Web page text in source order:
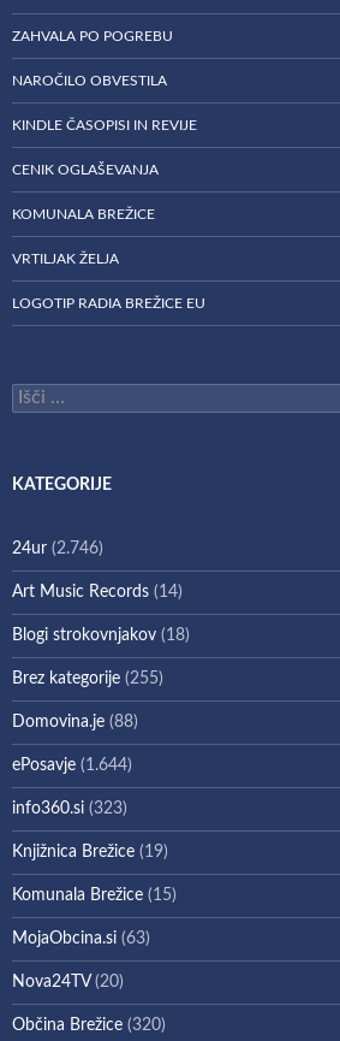
ZAHVALA PO POGREBU
NAROČILO OBVESTILA
KINDLE ČASOPISI IN REVIJE
CENIK OGLAŠEVANJA
KOMUNALA BREŽICE
VRTILJAK ŽELJA
LOGOTIP RADIA BREŽICE EU
Išči:
KATEGORIJE
24ur (2.746)
Art Music Records (14)
Blogi strokovnjakov (18)
Brez kategorije (255)
Domovina.je (88)
ePosavje (1.644)
info360.si (323)
Knjižnica Brežice (19)
Komunala Brežice (15)
MojaObcina.si (63)
Nova24TV(20)
Občina Brežice (320)